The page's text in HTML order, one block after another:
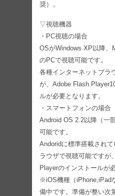
奨）。
▽視聴機器
・PC視聴の場合
OSがWindows XP以降、
のPCで視聴可能です。
各種インターネットブラ
が、Adobe Flash
ルが必要となります。
・スマートフォンの場合
Android OS 2.2以降（一
可能です。
Andoridに標準搭載され
ラウザで視聴可能ですが
Playerのインストールが
※iOS機種（iPhone,iPad
備中です。準備が整い次